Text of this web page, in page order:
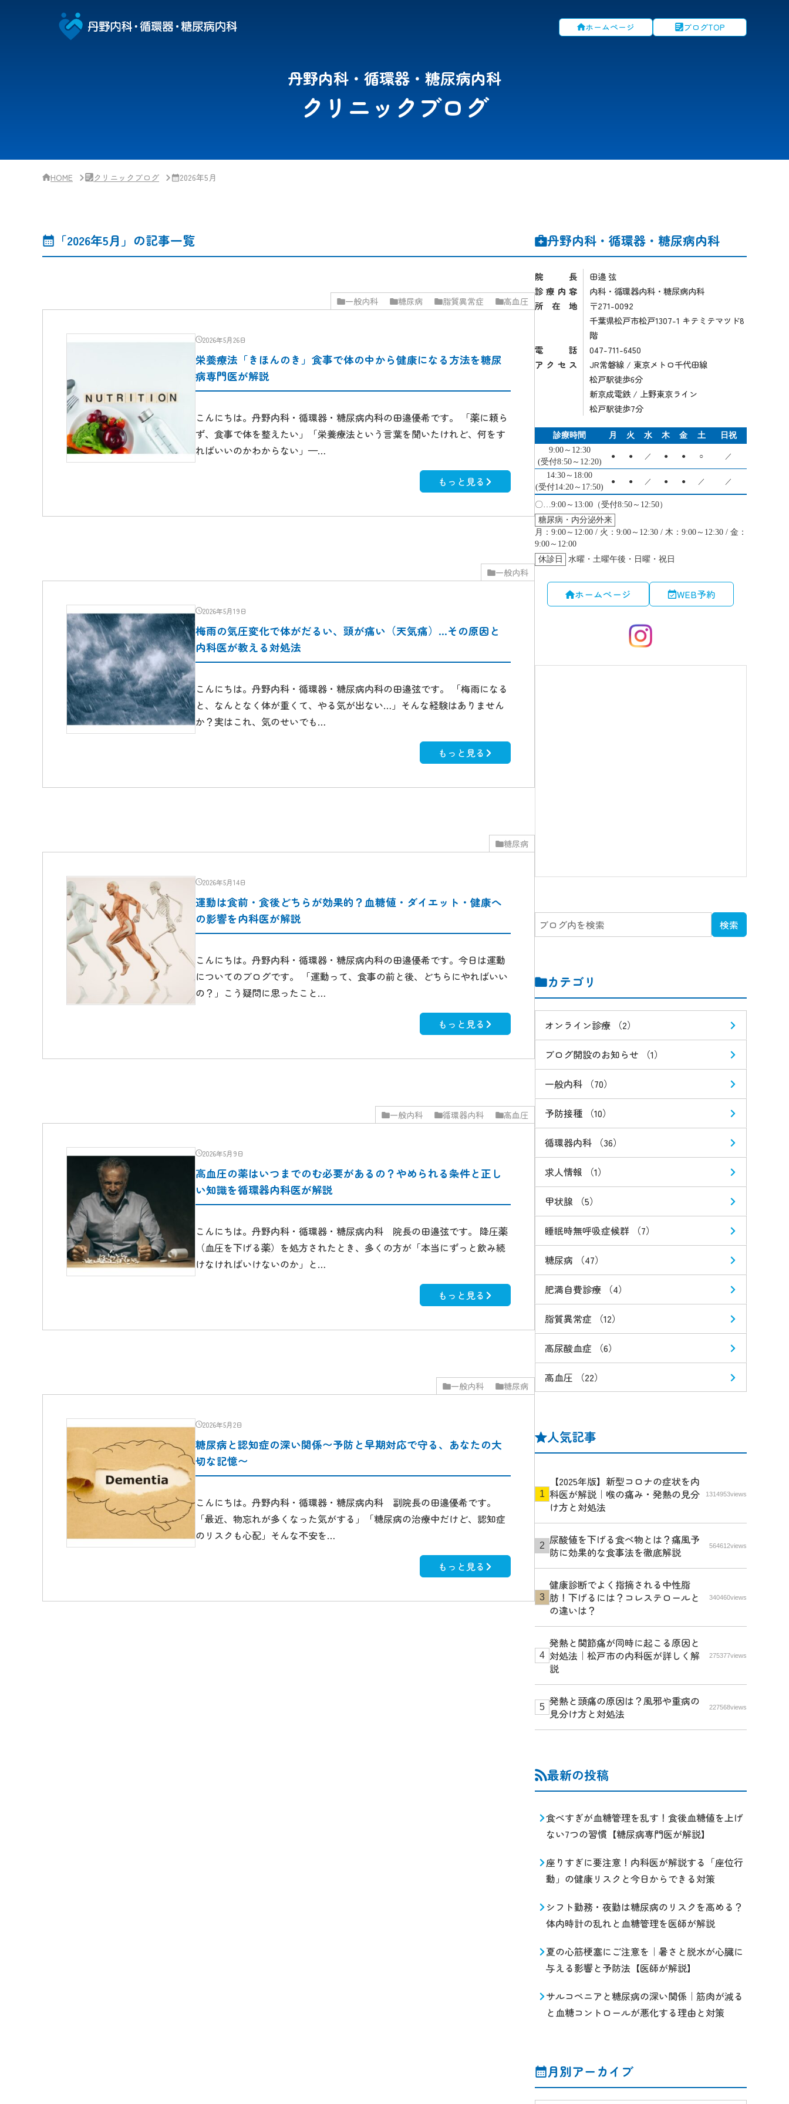
ホームページ ブログTOP
丹野内科・循環器・糖尿病内科
クリニックブログ
HOME クリニックブログ 2026年5月
「2026年5月」の記事一覧
一般内科 糖尿病 脂質異常症 高血圧
2026年5月26日
栄養療法「きほんのき」食事で体の中から健康になる方法を糖尿
病専門医が解説
こんにちは。丹野内科・循環器・糖尿病内科の田邉優希です。 「薬に頼ら
ず、食事で体を整えたい」「栄養療法という言葉を聞いたけれど、何をす
ればいいのかわからない」—…
もっと見る
一般内科
2026年5月19日
梅雨の気圧変化で体がだるい、頭が痛い（天気痛）…その原因と
内科医が教える対処法
こんにちは。丹野内科・循環器・糖尿病内科の田邉弦です。 「梅雨になる
と、なんとなく体が重くて、やる気が出ない…」そんな経験はありません
か？実はこれ、気のせいでも…
もっと見る
糖尿病
2026年5月14日
運動は食前・食後どちらが効果的？血糖値・ダイエット・健康へ
の影響を内科医が解説
こんにちは。丹野内科・循環器・糖尿病内科の田邉優希です。今日は運動
についてのブログです。 「運動って、食事の前と後、どちらにやればいい
の？」こう疑問に思ったこと…
もっと見る
一般内科 循環器内科 高血圧
2026年5月9日
高血圧の薬はいつまでのむ必要があるの？やめられる条件と正し
い知識を循環器内科医が解説
こんにちは。丹野内科・循環器・糖尿病内科 院長の田邉弦です。 降圧薬
（血圧を下げる薬）を処方されたとき、多くの方が「本当にずっと飲み続
けなければいけないのか」と…
もっと見る
一般内科 糖尿病
2026年5月2日
糖尿病と認知症の深い関係〜予防と早期対応で守る、あなたの大
切な記憶〜
こんにちは。丹野内科・循環器・糖尿病内科 副院長の田邉優希です。
「最近、物忘れが多くなった気がする」「糖尿病の治療中だけど、認知症
のリスクも心配」そんな不安を…
もっと見る
丹野内科・循環器・糖尿病内科
院長
田邉 弦
診療内容
内科・循環器内科・糖尿病内科
所在地
〒271-0092
千葉県松戸市松戸1307-1 キテミテマツド8
階
電話
047-711-6450
アクセス
JR常磐線 / 東京メトロ千代田線
松戸駅徒歩6分
新京成電鉄 / 上野東京ライン
松戸駅徒歩7分
ホームページ WEB予約
カテゴリ
オンライン診療 （2）
ブログ開設のお知らせ （1）
一般内科 （70）
予防接種 （10）
循環器内科 （36）
求人情報 （1）
甲状腺 （5）
睡眠時無呼吸症候群 （7）
糖尿病 （47）
肥満自費診療 （4）
脂質異常症 （12）
高尿酸血症 （6）
高血圧 （22）
人気記事
【2025年版】新型コロナの症状を内
科医が解説｜喉の痛み・発熱の見分
け方と対処法
1314953views
尿酸値を下げる食べ物とは？痛風予
防に効果的な食事法を徹底解説
564612views
健康診断でよく指摘される中性脂
肪！下げるには？コレステロールと
の違いは？
340460views
発熱と関節痛が同時に起こる原因と
対処法｜松戸市の内科医が詳しく解
説
275377views
発熱と頭痛の原因は？風邪や重病の
見分け方と対処法
227568views
最新の投稿
食べすぎが血糖管理を乱す！食後血糖値を上げ
ない7つの習慣【糖尿病専門医が解説】
座りすぎに要注意！内科医が解説する「座位行
動」の健康リスクと今日からできる対策
シフト勤務・夜勤は糖尿病のリスクを高める？
体内時計の乱れと血糖管理を医師が解説
夏の心筋梗塞にご注意を｜暑さと脱水が心臓に
与える影響と予防法【医師が解説】
サルコペニアと糖尿病の深い関係｜筋肉が減る
と血糖コントロールが悪化する理由と対策
月別アーカイブ